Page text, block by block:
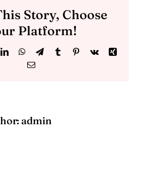
Story, Choose
Platform!
LinkedInWhatsApp
TelegramTumblrPinterest
Vk
Xing
Email
admin